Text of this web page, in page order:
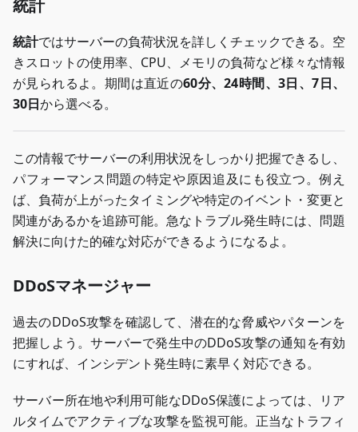
統計
統計ではサーバーの負荷状況を詳しくチェックできる。空
きスロットの使用率、CPU、メモリの負荷など様々な情報
が見られるよ。期間は直近の60分、24時間、3日、7日、
30日から選べる。
この情報でサーバーの利用状況をしっかり把握できるし、
パフォーマンス問題の特定や原因追及にも役立つ。例え
ば、負荷が上がったタイミングや特定のイベント・変更と
関連があるかを追跡可能。急なトラブル発生時には、問題
解決に向けた的確な対応ができるようになるよ。
DDoSマネージャー
過去のDDoS攻撃を確認して、潜在的な脅威やパターンを
把握しよう。サーバーで発生中のDDoS攻撃の通知を有効
にすれば、インシデント発生時に素早く対応できる。
サーバー所在地や利用可能なDDoS保護によっては、リア
ルタイムでアクティブな攻撃を監視可能。正当なトラフィ